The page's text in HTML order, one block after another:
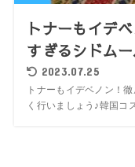
トナーもイデ
すぎるシドム
2023.07.25
トナーもイデベノン！
く行いましょう♪韓国コ